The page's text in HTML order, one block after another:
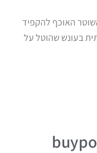
האוכף להקפיד
בעונש שהוטל על